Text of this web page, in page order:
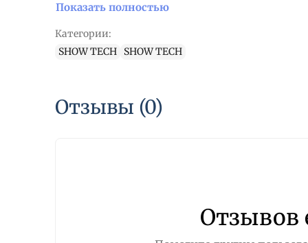
Показать полностью
Категории:
SHOW TECH
SHOW TECH
Отзывы (0)
Отзывов